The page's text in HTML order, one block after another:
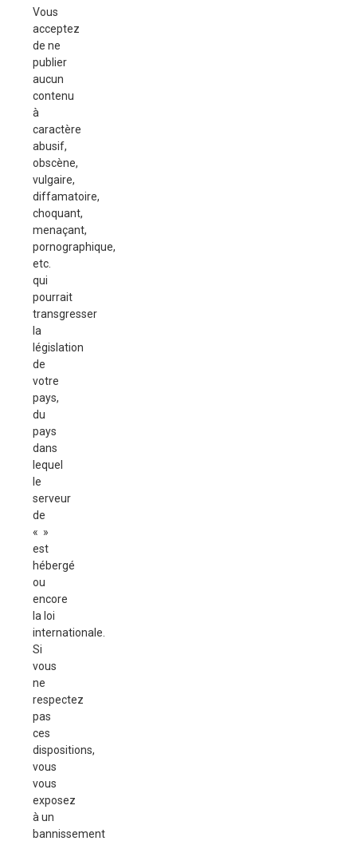
Vous
acceptez
de ne
publier
aucun
contenu
à
caractère
abusif,
obscène,
vulgaire,
diffamatoire,
choquant,
menaçant,
pornographique,
etc.
qui
pourrait
transgresser
la
législation
de
votre
pays,
du
pays
dans
lequel
le
serveur
de
« »
est
hébergé
ou
encore
la loi
internationale.
Si
vous
ne
respectez
pas
ces
dispositions,
vous
vous
exposez
à un
bannissement